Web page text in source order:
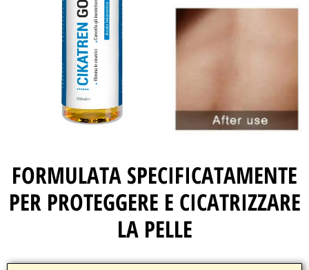
FORMULATA SPECIFICATAMENTE
PER PROTEGGERE E CICATRIZZARE
LA PELLE